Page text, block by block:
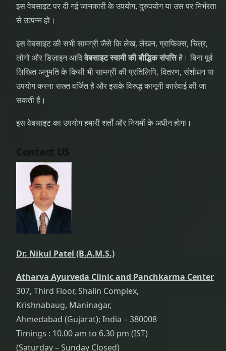
इस वेबसाइट पर दी गई जानकारी के उपयोग, दुरुपयोग या उस पर निर्भरता
से उत्पन्न हो।
इस वेबसाइट की सभी सामग्री जैसे कि लेख, लेखन, ग्राफिक्स, चित्र,
लोगो और डिज़ाइन आदिवेबसाइट स्वामी की बौद्धिक संपत्तिहै। बिना पूर्व
लिखित अनुमति के किसी भी सामग्री की प्रतिलिपि, वितरण, संशोधन या
उपयोग करना सख्त वर्जित है और इसके विरुद्ध कानूनी कार्रवाई की जा
सकती है।
इस वेबसाइट का उपयोग हमारी शर्तों और नियमों के अधीन होगा।
Contact US
Dr. Nikul Patel (B.A.M.S.)
Atharva Ayurveda Clinic and Panchkarma Center
307, Third Floor, Shalin Complex,
Krishnabaug, Maninagar,
Ahmedabad (Gujarat); India – 380008
Timings : 10.00 am to 6.30 pm (IST)
(Saturday – Sunday Closed)